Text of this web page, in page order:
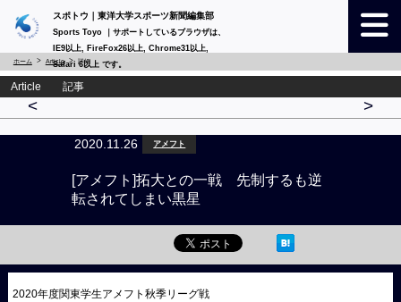
スポトウ｜東洋大学スポーツ新聞編集部
Sports Toyo ｜サポートしているブラウザは、
IE9以上, FireFox26以上, Chrome31以上,
Safari 6以上 です。
ホーム Article 詳細
Article 記事
< >
2020.11.26 アメフト
[アメフト]拓大との一戦 先制するも逆
転されてしまい黒星
2020年度関東学生アメフト秋季リーグ戦